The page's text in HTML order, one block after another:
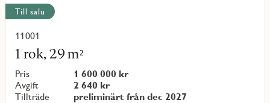
Visa
alla
objekt
Till salu
11001
1 rok, 29 m²
Pris
1 600 000 kr
Avgift
2 640 kr
Tillträde
preliminärt från dec 2027
Läs
mer
om
objekt
{objectNumber}